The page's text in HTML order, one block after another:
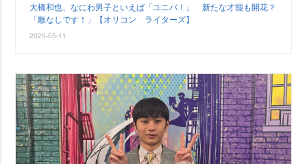
大橋和也、なにわ男子といえば「ユニバ！」 新たな才能も開花？
「敵なしです！」【オリコン ライターズ】
2025-05-11